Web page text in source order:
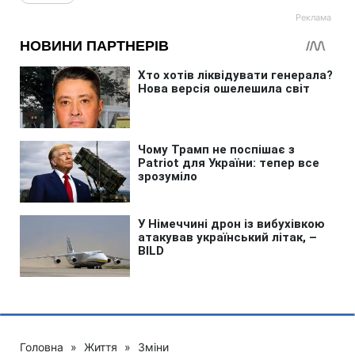
Головна » Життя » Зміни